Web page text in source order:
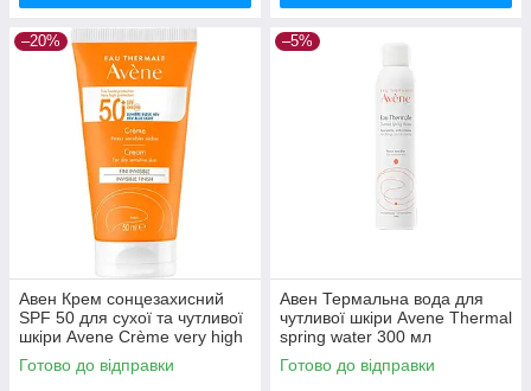
–20%
Авен Крем сонцезахисний
SPF 50 для сухої та чутливої
шкіри Avene Crème very high
protection spf 50+ 50 мл
Готово до відправки
–5%
Авен Термальна вода для
чутливої шкіри Avene Thermal
spring water 300 мл
Готово до відправки